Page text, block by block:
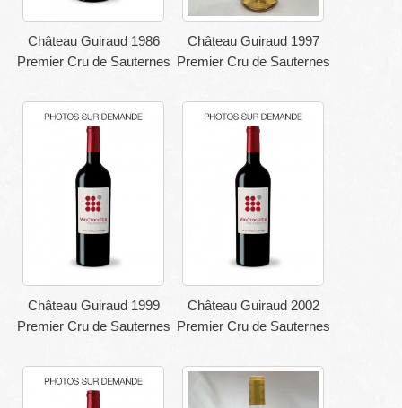
Château Guiraud 1986
Premier Cru de Sauternes
Château Guiraud 1997
Premier Cru de Sauternes
Château Guiraud 1999
Premier Cru de Sauternes
Château Guiraud 2002
Premier Cru de Sauternes